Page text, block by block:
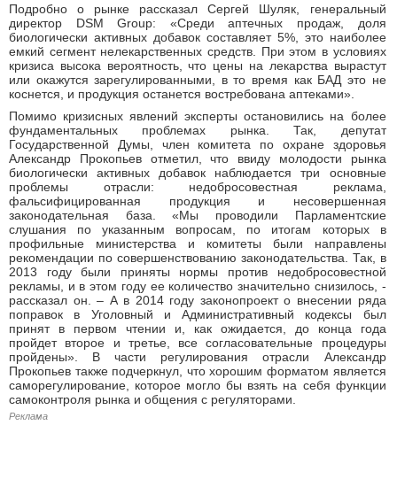
Подробно о рынке рассказал Сергей Шуляк, генеральный
директор DSM Group: «Среди аптечных продаж, доля
биологически активных добавок составляет 5%, это наиболее
емкий сегмент нелекарственных средств. При этом в условиях
кризиса высока вероятность, что цены на лекарства вырастут
или окажутся зарегулированными, в то время как БАД это не
коснется, и продукция останется востребована аптеками».
Помимо кризисных явлений эксперты остановились на более
фундаментальных проблемах рынка. Так, депутат
Государственной Думы, член комитета по охране здоровья
Александр Прокопьев отметил, что ввиду молодости рынка
биологически активных добавок наблюдается три основные
проблемы отрасли: недобросовестная реклама,
фальсифицированная продукция и несовершенная
законодательная база. «Мы проводили Парламентские
слушания по указанным вопросам, по итогам которых в
профильные министерства и комитеты были направлены
рекомендации по совершенствованию законодательства. Так, в
2013 году были приняты нормы против недобросовестной
рекламы, и в этом году ее количество значительно снизилось, -
рассказал он. – А в 2014 году законопроект о внесении ряда
поправок в Уголовный и Административный кодексы был
принят в первом чтении и, как ожидается, до конца года
пройдет второе и третье, все согласовательные процедуры
пройдены». В части регулирования отрасли Александр
Прокопьев также подчеркнул, что хорошим форматом является
саморегулирование, которое могло бы взять на себя функции
самоконтроля рынка и общения с регуляторами.
Реклама